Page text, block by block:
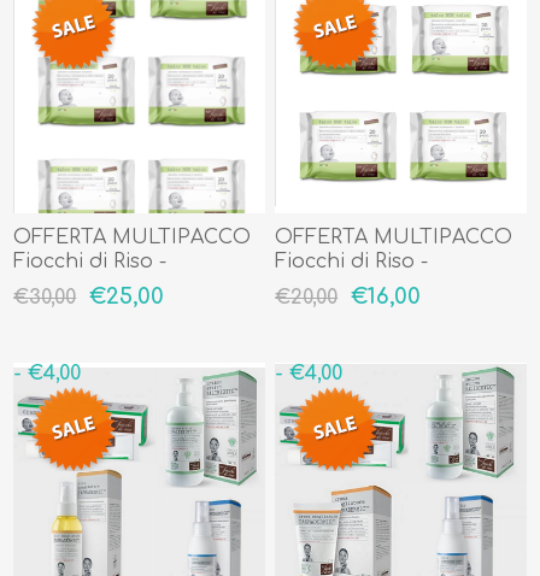
OFFERTA MULTIPACCO
Fiocchi di Riso -
SALVIETTE Talco NON
Talco SUDORAZIONE E
€30,00 €25,00
OFFERTA MULTIPACCO
Fiocchi di Riso -
SALVIETTE Talco NON
Talco SUDORAZIONE E
€20,00 €16,00
- €4,00 - €4,00